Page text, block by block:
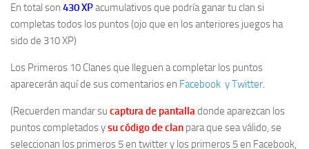
En total son 430 XPacumulativos que podría ganar tu clan si
completas todos los puntos (ojo que en los anteriores juegos ha
sido de 310 XP)
Los Primeros 10 Clanes que lleguen a completar los puntos
aparecerán aquí de sus comentarios en Facebook y Twitter
(Recuerden mandar su captura de pantalla donde aparezcan los
puntos completados ysu código de clan para que sea válido, se
seleccionan los primeros 5 en twitter y los primeros 5 en Facebook,